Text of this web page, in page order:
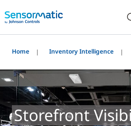
Home Inventory Intelligence
Storefront